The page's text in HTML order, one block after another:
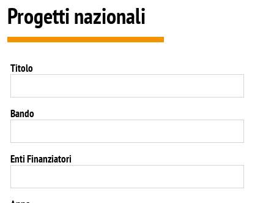
Progetti nazionali
Titolo
Bando
Enti Finanziatori